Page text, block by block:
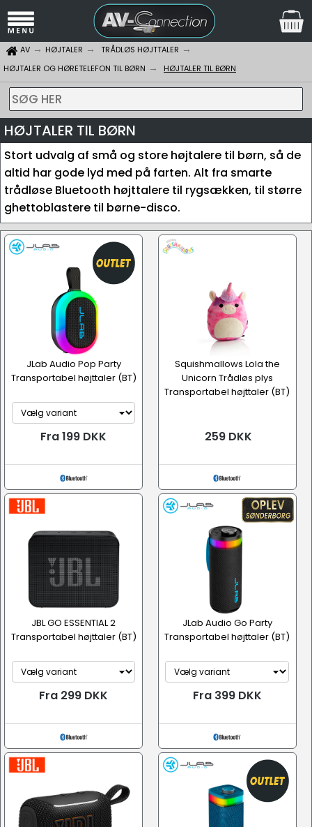
AV HØJTALER
TRÅDLØS HØJTTALER
HØJTALER OG HØRETELEFON TIL BØRN
HØJTALER TIL BØRN
SØG HER
HØJTALER TIL BØRN
Stort udvalg af små og store højtalere til børn, så de
altid har gode lyd med på farten. Alt fra smarte
trådløse Bluetooth højttalere til rygsækken, til større
ghettoblastere til børne-disco.
JLab Audio Pop Party
Transportabel højttaler (BT)
Fra 199 DKK
Squishmallows Lola the
Unicorn Trådløs plys
Transportabel højttaler (BT)
259 DKK
JBL GO ESSENTIAL 2
Transportabel højttaler (BT)
Fra 299 DKK
JLab Audio Go Party
Transportabel højttaler (BT)
Fra 399 DKK